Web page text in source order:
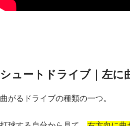
シュートドライブ｜左に
曲がるドライブの種類の一つ。